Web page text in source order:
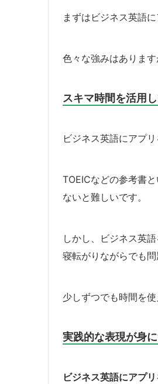
まずはビジネス英語
色々な強みはありま
スキマ時間を活用
ビジネス英語にアプ
TOEICなどの参考書
ないと難しいです。
しかし、ビジネス英
寝転がりながらでも問
少しずつでも時間を
実践的な表現が身に
ビジネス英語にアプ